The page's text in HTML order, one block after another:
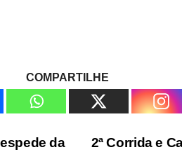
COMPARTILHE
2ª Corrida e
da